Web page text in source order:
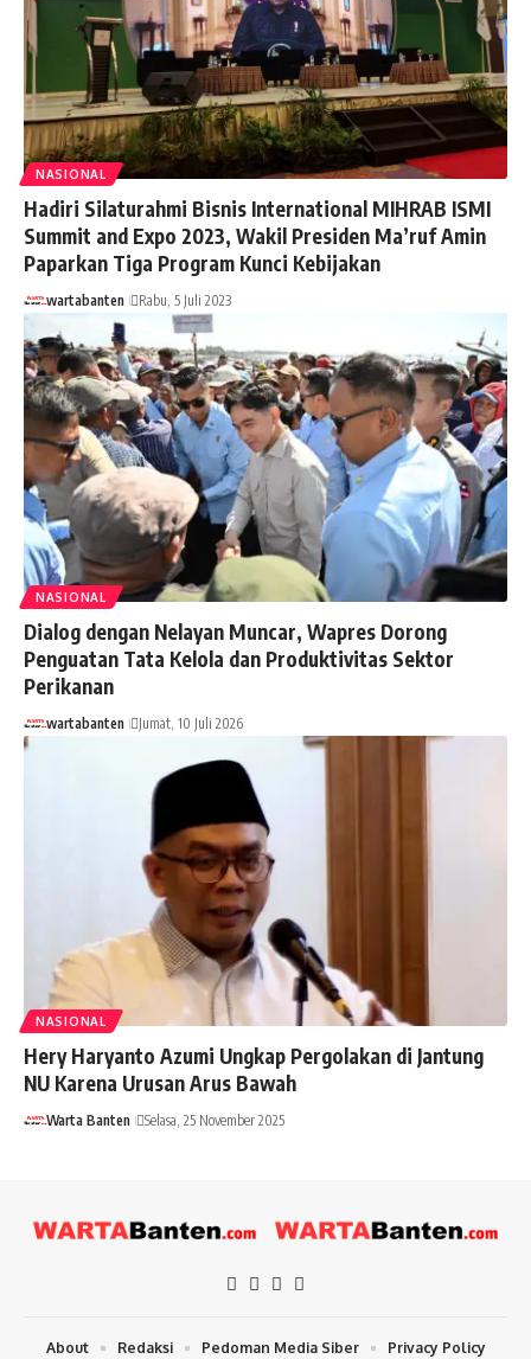
NASIONAL
Hadiri Silaturahmi Bisnis International MIHRAB ISMI
Summit and Expo 2023, Wakil Presiden Ma’ruf Amin
Paparkan Tiga Program Kunci Kebijakan
wartabanten Rabu, 5 Juli 2023
NASIONAL
Dialog dengan Nelayan Muncar, Wapres Dorong
Penguatan Tata Kelola dan Produktivitas Sektor
Perikanan
wartabanten Jumat, 10 Juli 2026
NASIONAL
Hery Haryanto Azumi Ungkap Pergolakan di Jantung
NU Karena Urusan Arus Bawah
Warta Banten Selasa, 25 November 2025
About Redaksi Pedoman Media Siber Privacy Policy